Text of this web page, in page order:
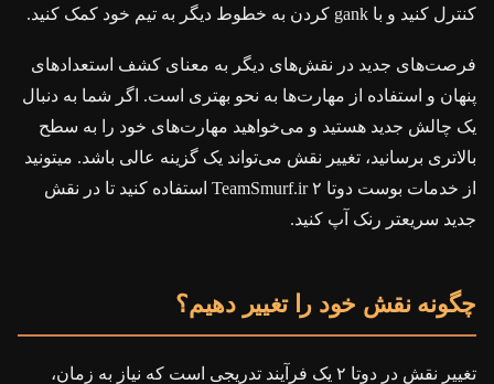
کنترل کنید و با gank کردن به خطوط دیگر به تیم خود کمک کنید.
فرصت‌های جدید در نقش‌های دیگر به معنای کشف استعدادهای
پنهان و استفاده از مهارت‌ها به نحو بهتری است. اگر شما به دنبال
یک چالش جدید هستید و می‌خواهید مهارت‌های خود را به سطح
بالاتری برسانید، تغییر نقش می‌تواند یک گزینه عالی باشد. میتونید
از خدمات بوست دوتا ۲ TeamSmurf.ir استفاده کنید تا در نقش
جدید سریعتر رنک آپ کنید.
چگونه نقش خود را تغییر دهیم؟
تغییر نقش در دوتا ۲ یک فرآیند تدریجی است که نیاز به زمان،